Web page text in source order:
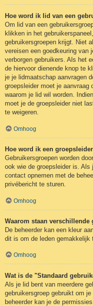
Hoe word ik lid van een
Om lid van een
klikken in het
gebruikersgroepen krijgt. Niet
vereisen een goedkeuring van
verborgen gebruikers. Als het
de hiervoor dienende knop te
je je lidmaatschap aanvragen
groepsleider moet je
waarom je lid wil worden.
moet je de groepsleider niet
te weigeren.
Omhoog
Hoe word ik een
Gebruikersgroepen worden
ook wie de groepsleider is.
contact opnemen met de
privébericht te sturen.
Omhoog
Waarom staan
De beheerder kan een kleur
dit is om de leden gemakkelijk
Omhoog
Wat is de "Standaard
Als je lid bent van meerdere
gebruikersgroep gebruikt om
beheerder kan je de